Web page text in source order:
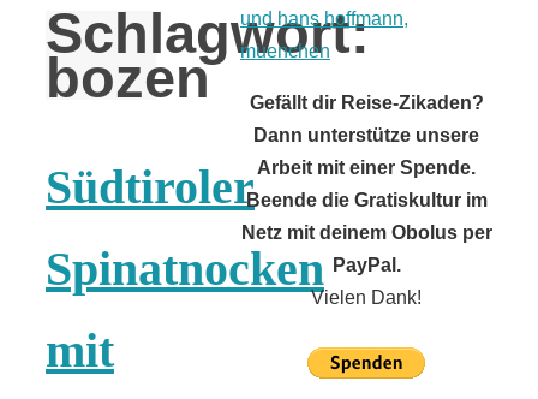
Schlagwort:
bozen
Südtiroler
Spinatnocken
mit
Gefällt dir Reise-Zikaden?
Dann unterstütze unsere
Arbeit mit einer Spende.
Beende die Gratiskultur im
Netz mit deinem Obolus per
PayPal.
Vielen Dank!